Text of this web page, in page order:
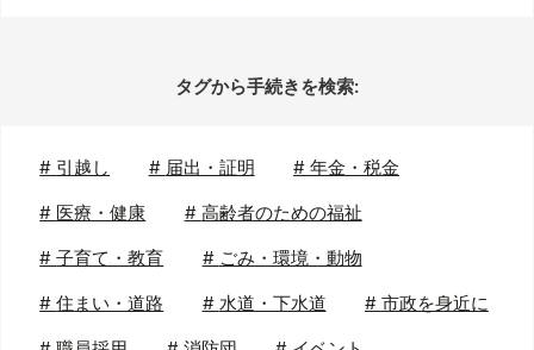
タグから手続きを検索:
# 引越し # 届出・証明 # 年金・税金
# 医療・健康 # 高齢者のための福祉
#子育て・教育 # ごみ・環境・動物
#住まい・道路 # 水道・下水道 # 市政を身近に